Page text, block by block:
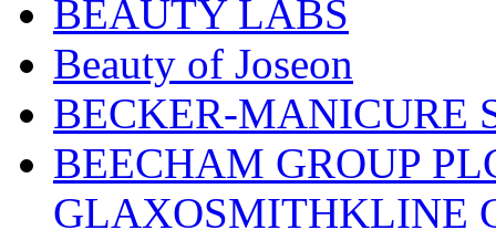
BEAUTY LABS
Beauty of Joseon
BECKER-MANICURE
BEECHAM GROUP
GLAXOSMITHKLINE